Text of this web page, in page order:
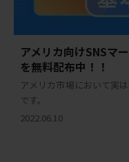
アメリカ向けSNSマ
を無料配布中！！
アメリカ市場において実
です。
2022.06.10